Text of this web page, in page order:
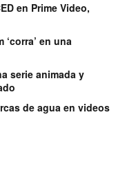
en Prime Video,
en una
serie animada y
de agua en videos